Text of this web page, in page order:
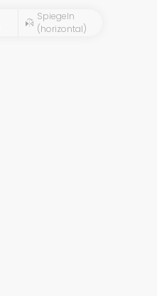
Spiegeln
(horizontal)